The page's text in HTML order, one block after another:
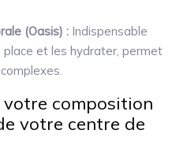
(Oasis) : Indispensable
et les hydrater, permet
composition
votre centre de